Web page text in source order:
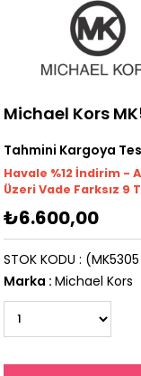
Michael Kors
Tahmini Kargoya
Havale %12 İndirim -
Üzeri Vade Farksız 9
₺6.600,00
STOK KODU
Marka : Michael Kors